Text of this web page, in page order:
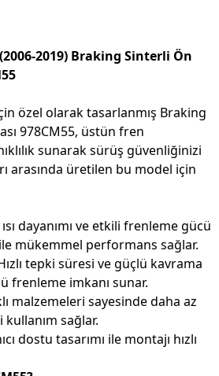
2019) Braking Sinterli Ön
özel olarak tasarlanmış Braking
978CM55, üstün fren
sunarak sürüş güvenliğinizi
arasında üretilen bu model için
dayanımı ve etkili frenleme gücü
mükemmel performans sağlar.
tepki süresi ve güçlü kavrama
frenleme imkanı sunar.
malzemeleri sayesinde daha az
sağlar.
dostu tasarımı ile montajı hızlı